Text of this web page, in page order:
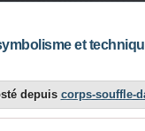
et
depuis corps-souffle-